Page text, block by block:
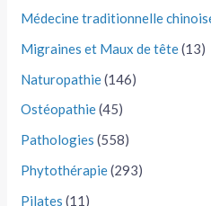
Médecine traditionnelle
Migraines et Maux de tête(13)
Naturopathie(146)
Ostéopathie(45)
Pathologies (558)
Phytothérapie(293)
Pilates (11)